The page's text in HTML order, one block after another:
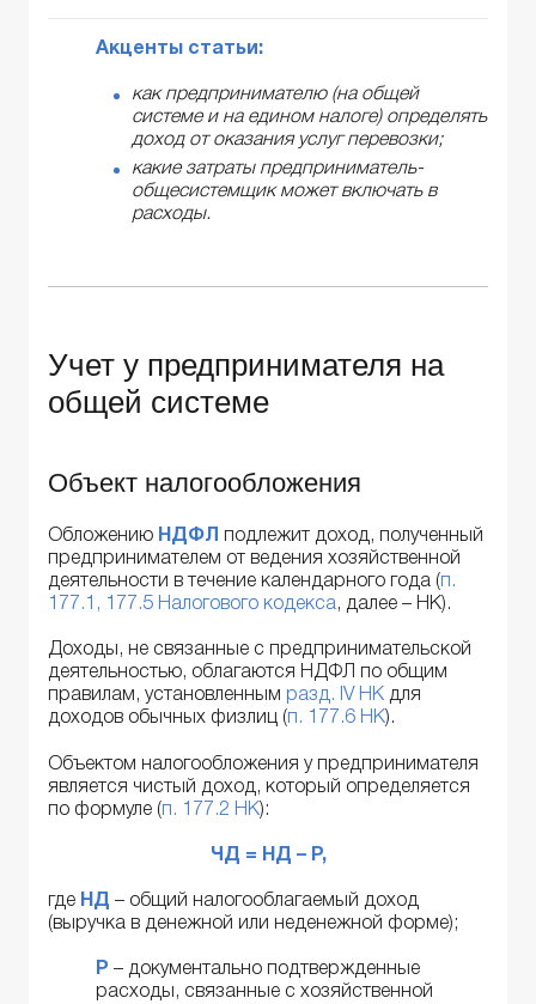
Акценты статьи:
как предпринимателю (на общей
системе и на едином налоге) определять
доход от оказания услуг перевозки;
какие затраты предприниматель-
общесистемщик может включать в
расходы.
Учет у предпринимателя на
общей системе
Объект налогообложения
Обложению НДФЛ
подлежит доход, полученный
предпринимателем от ведения хозяйственной
деятельности в течение календарного года ( п.
177.1, 177.5 Налогового кодекса, далее – НК).
Доходы, не связанные с предпринимательской
деятельностью, облагаются НДФЛ по общим
правилам, установленным разд. IV НК для
доходов обычных физлиц ( п. 177.6 НК).
Объектом налогообложения у предпринимателя
является чистый доход, который определяется
по формуле (п. 177.2 НК):
ЧД = НД – Р,
где НД – общий налогооблагаемый доход
(выручка в денежной или неденежной форме);
Р – документально подтвержденные
расходы, связанные с хозяйственной